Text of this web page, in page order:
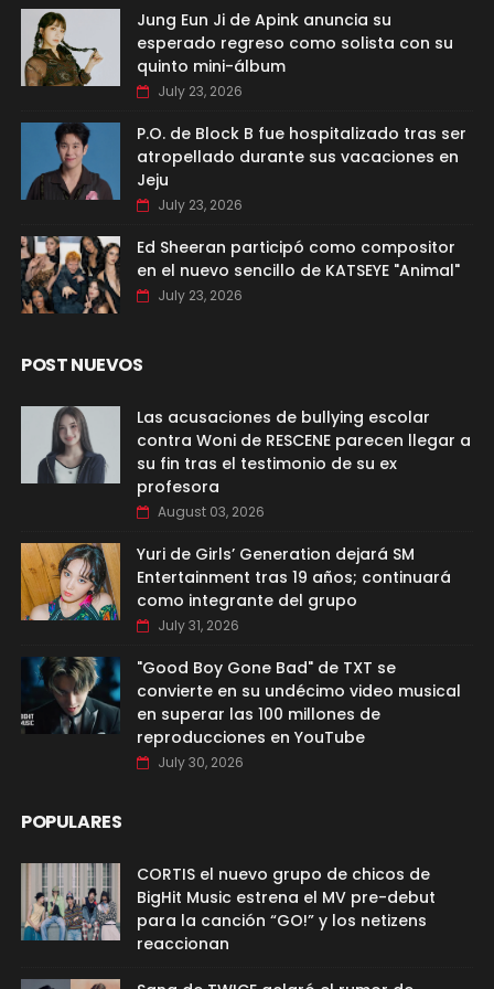
Jung Eun Ji de Apink anuncia su
esperado regreso como solista con su
quinto mini-álbum
July 23, 2026
P.O. de Block B fue hospitalizado tras ser
atropellado durante sus vacaciones en
Jeju
July 23, 2026
Ed Sheeran participó como compositor
en el nuevo sencillo de KATSEYE "Animal"
July 23, 2026
POST NUEVOS
Las acusaciones de bullying escolar
contra Woni de RESCENE parecen llegar a
su fin tras el testimonio de su ex
profesora
August 03, 2026
Yuri de Girls’ Generation dejará SM
Entertainment tras 19 años; continuará
como integrante del grupo
July 31, 2026
"Good Boy Gone Bad" de TXT se
convierte en su undécimo video musical
en superar las 100 millones de
reproducciones en YouTube
July 30, 2026
POPULARES
CORTIS el nuevo grupo de chicos de
BigHit Music estrena el MV pre-debut
para la canción “GO!” y los netizens
reaccionan